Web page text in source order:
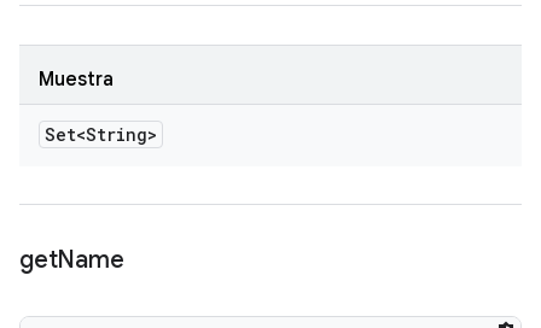
Muestra
Set<String>
getName